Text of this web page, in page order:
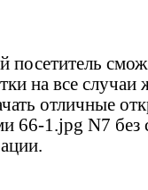
на все случаи
отличные
66-1.jpg N7 без